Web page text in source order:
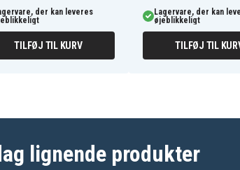
der kan leveres
TILFØJ TIL KURV
Lagervare, der kan
øjeblikkeligt
TILFØJ TIL
lignende produkter